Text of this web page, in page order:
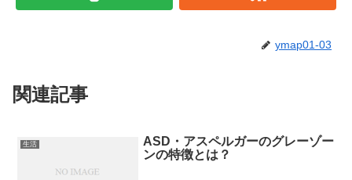
ymap01-03
関連記事
生活
ASD・アスペルガーのグレーゾー
ンの特徴とは？